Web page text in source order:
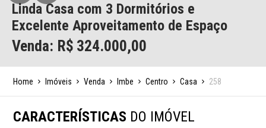
Linda Casa com 3 Dormitórios e
Excelente Aproveitamento de Espaço
Venda: R$ 324.000,00
Home Imóveis Venda Imbe Centro Casa 258
CARACTERÍSTICAS DO IMÓVEL